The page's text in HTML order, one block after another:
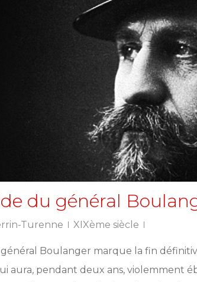
du général
Turenne XIXème siècle
général Boulanger marque la fin
aura, pendant deux ans, violemment